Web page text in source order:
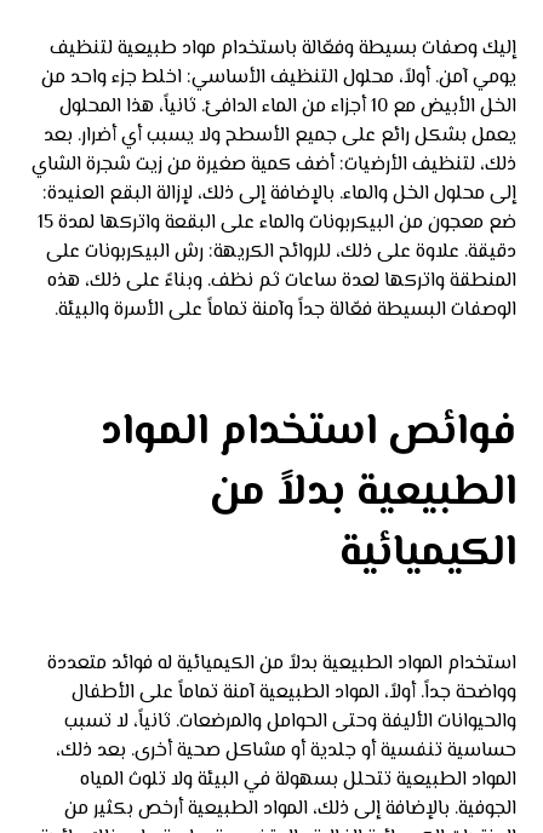
إليك وصفات بسيطة وفعّالة باستخدام مواد طبيعية لتنظيف
يومي آمن. أولاً، محلول التنظيف الأساسي: اخلط جزء واحد من
الخل الأبيض مع 10 أجزاء من الماء الدافئ. ثانياً، هذا المحلول
يعمل بشكل رائع على جميع الأسطح ولا يسبب أي أضرار. بعد
ذلك، لتنظيف الأرضيات: أضف كمية صغيرة من زيت شجرة الشاي
إلى محلول الخل والماء. بالإضافة إلى ذلك، لإزالة البقع العنيدة:
ضع معجون من البيكربونات والماء على البقعة واتركها لمدة 15
دقيقة. علاوة على ذلك، للروائح الكريهة: رش البيكربونات على
المنطقة واتركها لعدة ساعات ثم نظف. وبناءً على ذلك، هذه
الوصفات البسيطة فعّالة جداً وآمنة تماماً على الأسرة والبيئة.
فوائص استخدام المواد
الطبيعية بدلاً من
الكيميائية
استخدام المواد الطبيعية بدلاً من الكيميائية له فوائد متعددة
وواضحة جداً. أولاً، المواد الطبيعية آمنة تماماً على الأطفال
والحيوانات الأليفة وحتى الحوامل والمرضعات. ثانياً، لا تسبب
حساسية تنفسية أو جلدية أو مشاكل صحية أخرى. بعد ذلك،
المواد الطبيعية تتحلل بسهولة في البيئة ولا تلوث المياه
الجوفية. بالإضافة إلى ذلك، المواد الطبيعية أرخص بكثير من